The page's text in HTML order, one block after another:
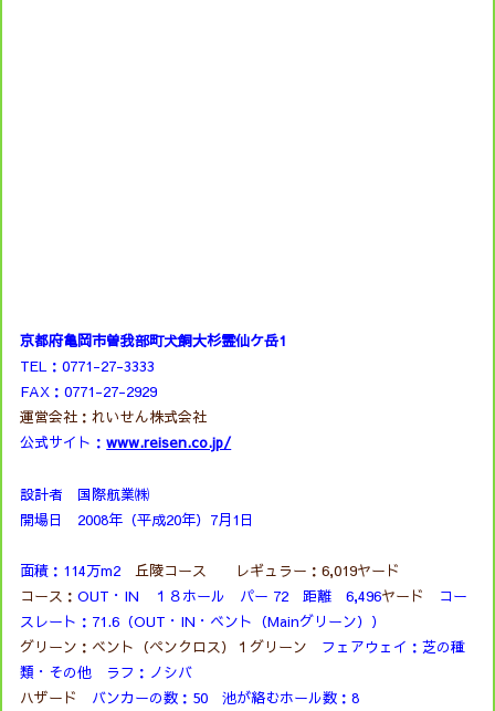
京都府亀岡市曽我部町犬飼大杉霊仙ケ岳1
TEL：0771-27-3333
FAX：0771-27-2929
運営会社：れいせん株式会社
公式サイト：www.reisen.co.jp/
設計者 国際航業㈱
開場日 2008年（平成20年）7月1日
面積：114万m2丘陵コース レギュラー：6,019ヤード
コース：OUT・IN １８ホール パー 72 距離 6,496ヤード コー
スレート：71.6（OUT・IN・ベント（Mainグリーン））
グリーン：ベント（ペンクロス）１グリーン フェアウェイ：芝の種
類・その他 ラフ：ノシバ
ハザード バンカーの数：50 池が絡むホール数：8